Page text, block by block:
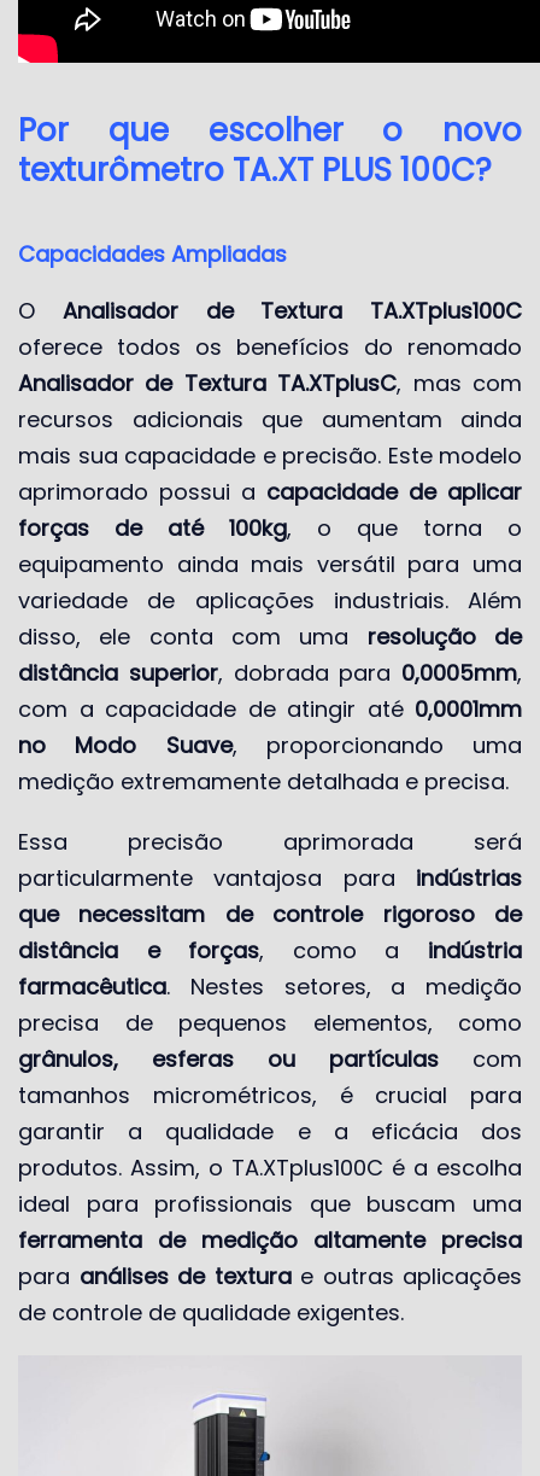
Por que escolher o novo
texturômetro TA.XT PLUS 100C?
Capacidades Ampliadas
O Analisador de Textura TA.XTplus100C
oferece todos os benefícios do renomado
Analisador de Textura TA.XTplusC, mas com
recursos adicionais que aumentam ainda
mais sua capacidade e precisão. Este modelo
aprimorado possui a capacidade de aplicar
forças de até 100kg, o que torna o
equipamento ainda mais versátil para uma
variedade de aplicações industriais. Além
disso, ele conta com uma resolução de
distância superior, dobrada para 0,0005mm,
com a capacidade de atingir até 0,0001mm
no Modo Suave, proporcionando uma
medição extremamente detalhada e precisa.
Essa precisão aprimorada será
particularmente vantajosa para indústrias
que necessitam de controle rigoroso de
distância e forças, como a indústria
farmacêutica. Nestes setores, a medição
precisa de pequenos elementos, como
grânulos, esferas ou partículas com
tamanhos micrométricos, é crucial para
garantir a qualidade e a eficácia dos
produtos. Assim, o TA.XTplus100C é a escolha
ideal para profissionais que buscam uma
ferramenta de medição altamente precisa
para análises de texturae outras aplicações
de controle de qualidade exigentes.